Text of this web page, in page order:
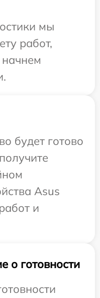
мы
работ,
будет готово
Asus
и
о готовности